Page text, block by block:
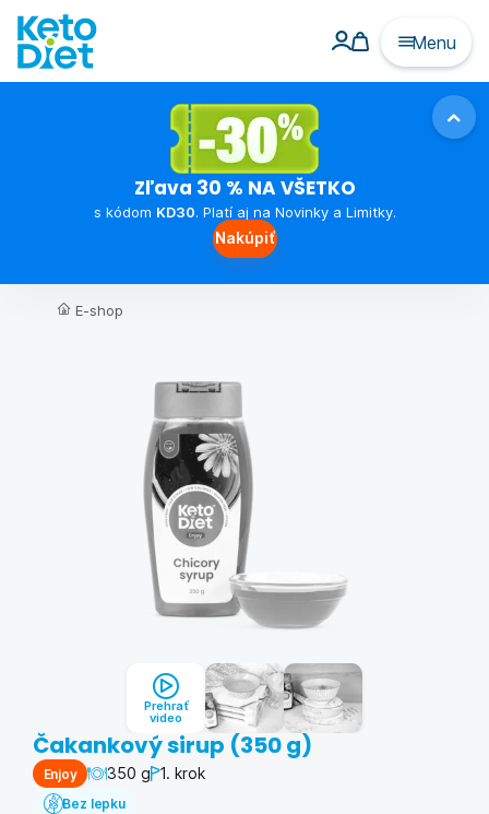
Menu
Zľava 30 % NA VŠETKO
s kódom KD30. Platí aj na Novinky a Limitky.
Nakúpiť
E-shop
Prehrať
video
Čakankový sirup (350 g)
Enjoy 350 g 1. krok
Bez lepku